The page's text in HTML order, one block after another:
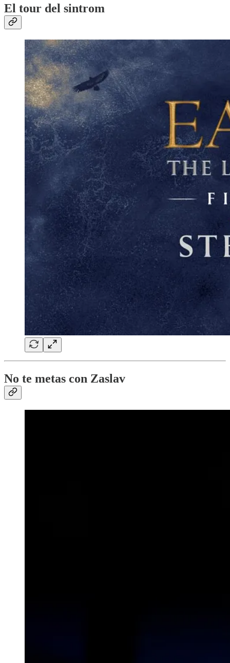
El tour del sintrom
No te metas con Zaslav